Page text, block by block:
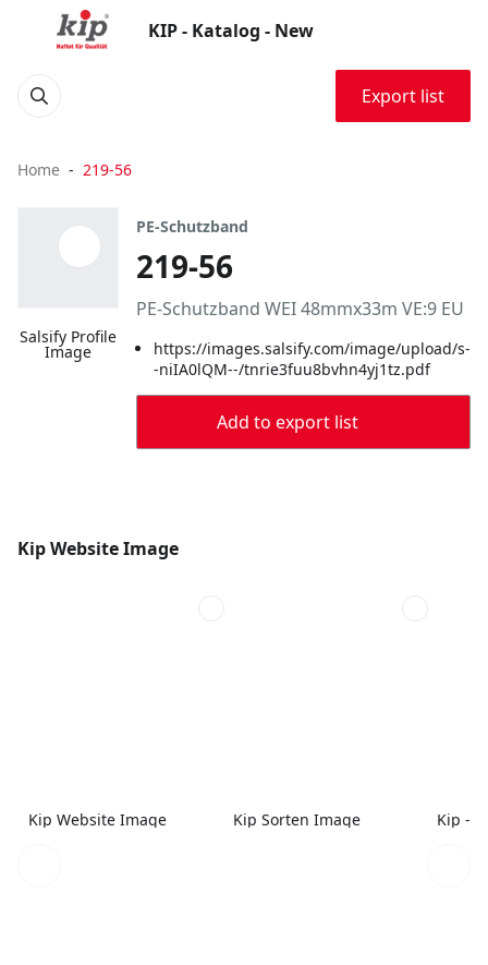
KIP - Katalog - New
Export list
Home 219-56
Salsify Profile
Image
PE-Schutzband
219-56
PE-Schutzband WEI 48mmx33m VE:9 EU
https://images.salsify.com/image/upload/s-
-niIA0lQM--/tnrie3fuu8bvhn4yj1tz.pdf
Add to export list
Kip Website Image
Kip Website Image Kip Sorten Image